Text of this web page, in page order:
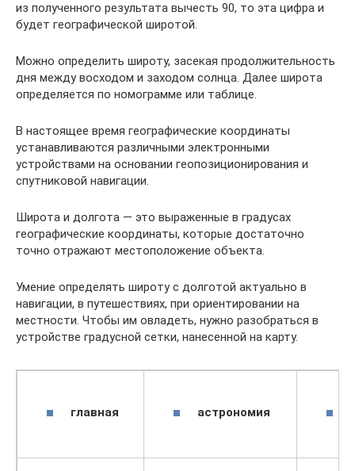
из полученного результата вычесть 90, то эта цифра и
будет географической широтой.
Можно определить широту, засекая продолжительность
дня между восходом и заходом солнца. Далее широта
определяется по номограмме или таблице.
В настоящее время географические координаты
устанавливаются различными электронными
устройствами на основании геопозиционирования и
спутниковой навигации.
Широта и долгота — это выраженные в градусах
географические координаты, которые достаточно
точно отражают местоположение объекта.
Умение определять широту с долготой актуально в
навигации, в путешествиях, при ориентировании на
местности. Чтобы им овладеть, нужно разобраться в
устройстве градусной сетки, нанесенной на карту.
главная астрономия